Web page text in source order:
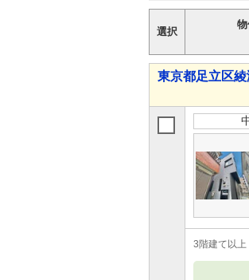
選択
東京都足立区
3階建て以上